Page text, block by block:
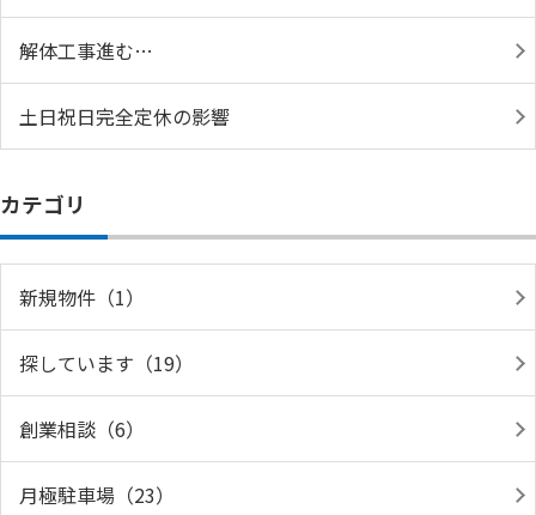
解体工事進む…
土日祝日完全定休の影響
カテゴリ
新規物件（1）
探しています（19）
創業相談（6）
月極駐車場（23）